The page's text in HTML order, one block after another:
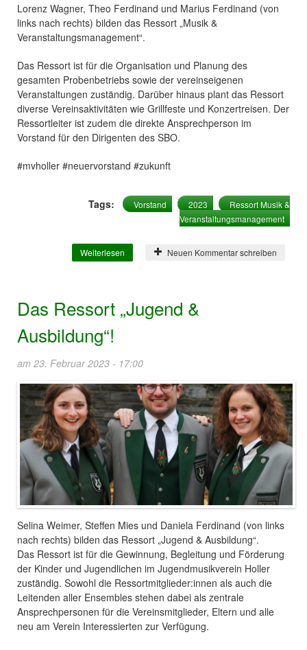
Lorenz Wagner, Theo Ferdinand und Marius Ferdinand (von
links nach rechts) bilden das Ressort „Musik &
Veranstaltungsmanagement“.
Das Ressort ist für die Organisation und Planung des
gesamten Probenbetriebs sowie der vereinseigenen
Veranstaltungen zuständig. Darüber hinaus plant das Ressort
diverse Vereinsaktivitäten wie Grillfeste und Konzertreisen. Der
Ressortleiter ist zudem die direkte Ansprechperson im
Vorstand für den Dirigenten des SBO.
#mvholler #neuervorstand #zukunft
Tags: Vorstand 2023
Ressort Musik &
Veranstaltungsmanagement
Weiterlesen
über Das Ressort „Musik &
Neuen Kommentar schreiben
Das Ressort „Jugend &
Ausbildung“!
am 23. Februar 2023 - 17:00
Selina Weimer, Steffen Mies und Daniela Ferdinand (von links
nach rechts) bilden das Ressort „Jugend & Ausbildung“.
Das Ressort ist für die Gewinnung, Begleitung und Förderung
der Kinder und Jugendlichen im Jugendmusikverein Holler
zuständig. Sowohl die Ressortmitglieder:innen als auch die
Leitenden aller Ensembles stehen dabei als zentrale
Ansprechpersonen für die Vereinsmitglieder, Eltern und alle
neu am Verein Interessierten zur Verfügung.